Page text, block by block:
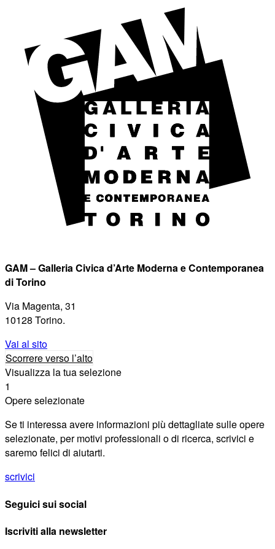
GAM – Galleria Civica d’Arte Moderna e Contemporanea
di Torino
Via Magenta, 31
10128 Torino.
Vai al sito
Scorrere verso l’alto
Visualizza la tua selezione
1
Opere selezionate
Se ti interessa avere informazioni più dettagliate sulle opere
selezionate, per motivi professionali o di ricerca, scrivici e
saremo felici di aiutarti.
scrivici
Seguici sui social
Iscriviti alla newsletter